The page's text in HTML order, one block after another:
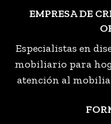
EMPRESA DE
Especialistas en
mobiliario para
atención al